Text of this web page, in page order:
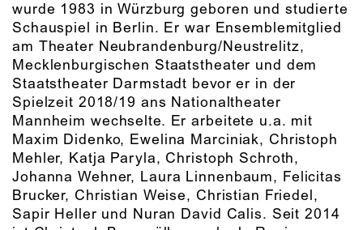
wurde 1983 in Würzburg geboren und studierte
Schauspiel in Berlin. Er war Ensemblemitglied
am Theater Neubrandenburg/Neustrelitz,
Mecklenburgischen Staatstheater und dem
Staatstheater Darmstadt bevor er in der
Spielzeit 2018/19 ans Nationaltheater
Mannheim wechselte. Er arbeitete u.a. mit
Maxim Didenko, Ewelina Marciniak, Christoph
Mehler, Katja Paryla, Christoph Schroth,
Johanna Wehner, Laura Linnenbaum, Felicitas
Brucker, Christian Weise, Christian Friedel,
Sapir Heller und Nuran David Calis. Seit 2014